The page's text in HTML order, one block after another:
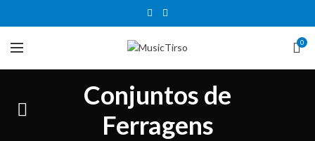
0
Conjuntos de
Ferragens